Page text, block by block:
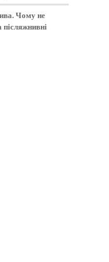
Чому не